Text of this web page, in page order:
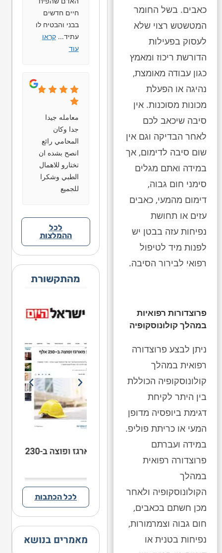
כאבים. בשל החומר
המטשטש רצוי שלא
לעסוק בפעילות
הדורשת ריכוז ומאמץ
כגון עבודה מאומצת,
נהיגה או הפעלת
מכונות מסוכנות. אין
סיבה שיכאב לכם
לאחר הבדיקה וגם אין
שום סיבה לדימום, אך
במידה ואתם מגלים
סימני חום גבוה,
דימום מהמעי, כאבים
עזים או תחושת
נפיחות עזה בבטן יש
לפנות מיד לטיפול
רפואי לבירור הסיבה.
פרוצדורות רפואיות
במהלך קולונוסקופיה
ניתן לבצע פרוצדורה
רפואית במהלך
קולונוסקופיה הכוללת
בין היתר לקיחת
דגימת ביופסיה מדופן
המעי או כריתת פוליפ.
במידה ועברתם
פרוצדורה רפואית
במהלך
הקולונוסקופיה ולאחר
מכן חשתם בכאבים,
חום גבוה וצמרמורות,
נפיחות בטנית או
חיים חדשים
בבני והבטיח לו
עתיד...קראו
עוד
معامله جيدا
جدا وكان
المحامي رائع
انصح بشده ان
تختارو للاهمال
الطبي وشكرا
للجميع
לכל
ההמלצות
מהתקשורת
לכל הכתבות
מאמרים בנושא